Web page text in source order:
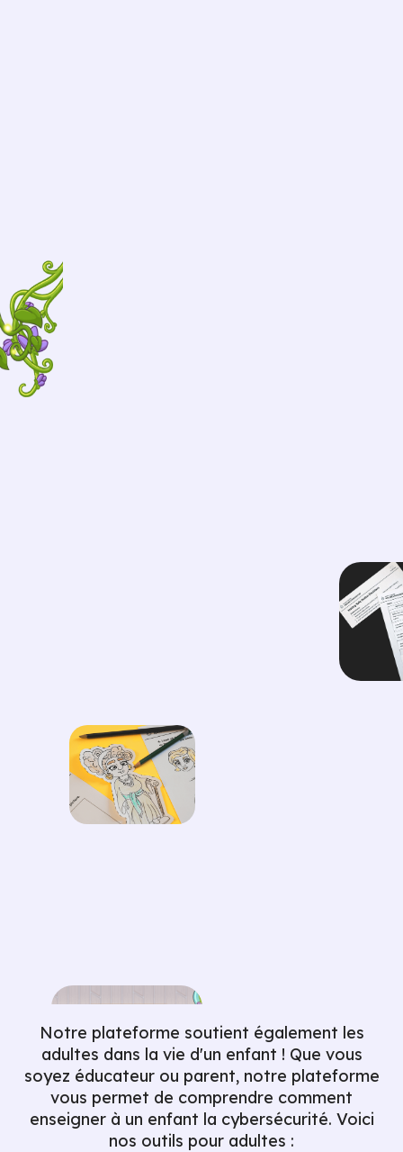
Notre plateforme soutient également les
adultes dans la vie d'un enfant ! Que vous
soyez éducateur ou parent, notre plateforme
vous permet de comprendre comment
enseigner à un enfant la cybersécurité. Voici
nos outils pour adultes :